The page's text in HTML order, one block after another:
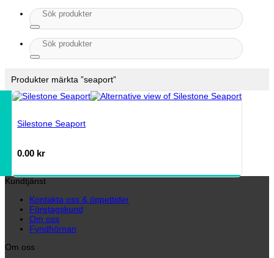
Sök
efter:
Sök
efter:
Produkter märkta ”seaport”
Silestone Seaport
0.00 kr
Kundtjänst
Kontakta oss & öppettider
Företagskund
Om oss
Fyndhörnan
Om oss